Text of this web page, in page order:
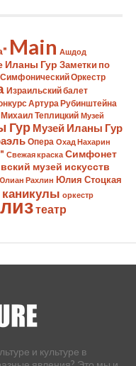
Main Ашдод
Иланы Гур Заметки по
Оркестр
Израильский балет
Артура Рубинштейна
Михаил Теплицкий Музей
Гур Музей Иланы Гур
Опера Охад Нахарин
Свежая краска Симфонет
музей искусств
Рахлин Юлия Стоцкая
каникулы оркестр
театр
и культуре в